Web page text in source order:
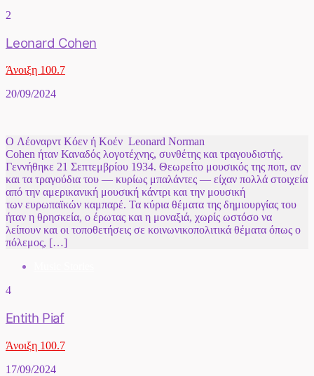
2
Leonard Cohen
Άνοιξη 100.7
20/09/2024
Ο Λέοναρντ Κόεν ή Κοέν Leonard Norman
Cohen ήταν Καναδός λογοτέχνης, συνθέτης και τραγουδιστής.
Γεννήθηκε 21 Σεπτεμβρίου 1934. Θεωρείτο μουσικός της ποπ, αν
και τα τραγούδια του — κυρίως μπαλάντες — είχαν πολλά στοιχεία
από την αμερικανική μουσική κάντρι και την μουσική
των ευρωπαϊκών καμπαρέ. Τα κύρια θέματα της δημιουργίας του
ήταν η θρησκεία, ο έρωτας και η μοναξιά, χωρίς ωστόσο να
λείπουν και οι τοποθετήσεις σε κοινωνικοπολιτικά θέματα όπως ο
πόλεμος, […]
4
Entith Piaf
Άνοιξη 100.7
17/09/2024